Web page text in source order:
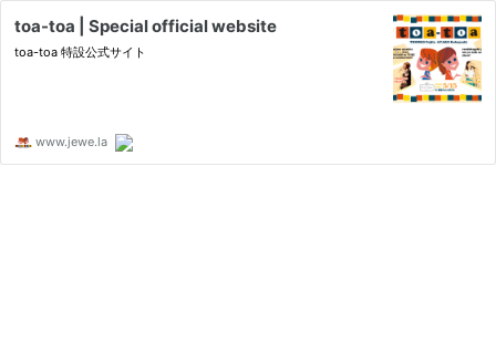
toa-toa | Special official website
toa-toa 特設公式サイト
www.jewe.la